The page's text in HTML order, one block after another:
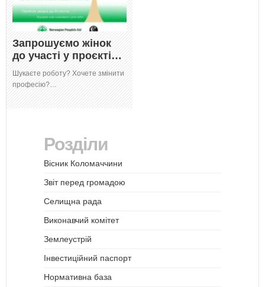
Запрошуємо жінок
до участі у проєкті…
Шукаєте роботу? Хочете змінити
професію?…
Розділи
Вісник Коломаччини
Звіт перед громадою
Селищна рада
Виконавчий комітет
Землеустрій
Інвестиційний паспорт
Нормативна база